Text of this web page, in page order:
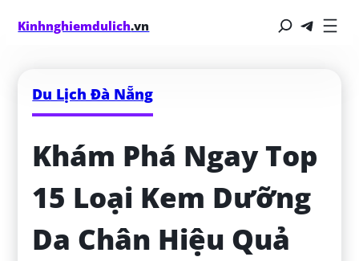
Kinhnghiemdulich.vn
Du Lịch Đà Nẵng
Khám Phá Ngay Top
15 Loại Kem Dưỡng
Da Chân Hiệu Quả